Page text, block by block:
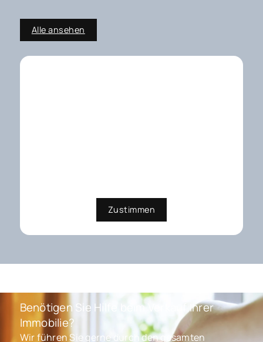
Alle ansehen
Zustimmen
Benötigen Sie Hilfe beim Verkauf Ihrer
Immobilie?
Wir führen Sie gerne durch den gesamten